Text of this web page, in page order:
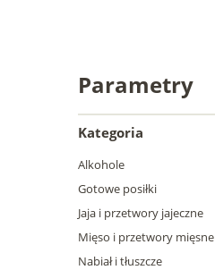
Parametry
Kategoria
Alkohole
Gotowe posiłki
Jaja i przetwory jajeczne
Mięso i przetwory mięsne
Nabiał i tłuszcze